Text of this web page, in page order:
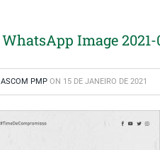
WhatsApp Image 2021-
ASCOM PMP ON 15 DE JANEIRO DE 2021